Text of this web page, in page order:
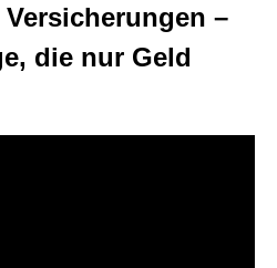
–
die nur Geld